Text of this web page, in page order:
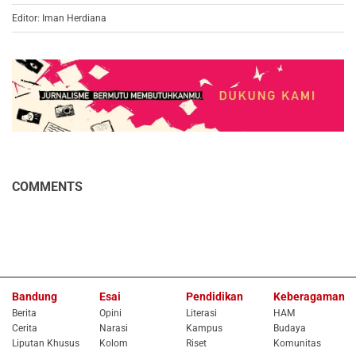
Editor: Iman Herdiana
COMMENTS
Bandung
Berita
Cerita
Liputan Khusus
Esai
Opini
Narasi
Kolom
Pendidikan
Literasi
Kampus
Riset
Keberagaman
HAM
Budaya
Komunitas